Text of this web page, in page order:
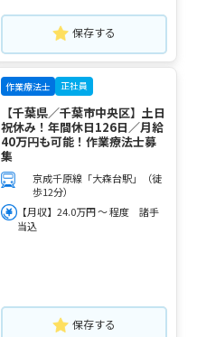
保存する
作業療法士 正社員
【千葉県／千葉市中央区】土日
祝休み！年間休日126日／月給
40万円も可能！作業療法士募
集
京成千原線「大森台駅」（徒
歩12分）
【月収】24.0万円 ～ 程度 諸手
当込
保存する